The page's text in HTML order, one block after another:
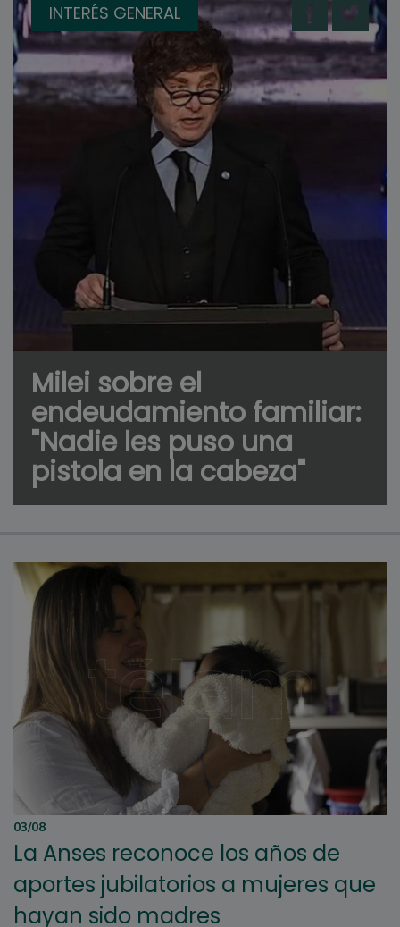
INTERÉS GENERAL
Milei sobre el
endeudamiento familiar:
"Nadie les puso una
pistola en la cabeza"
03/08
La Anses reconoce los años de
aportes jubilatorios a mujeres que
hayan sido madres